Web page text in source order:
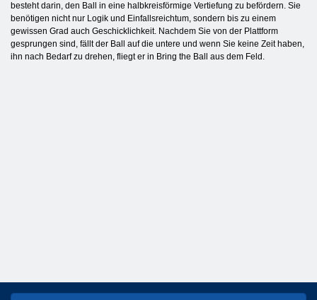
besteht darin, den Ball in eine halbkreisförmige Vertiefung zu befördern. Sie
benötigen nicht nur Logik und Einfallsreichtum, sondern bis zu einem
gewissen Grad auch Geschicklichkeit. Nachdem Sie von der Plattform
gesprungen sind, fällt der Ball auf die untere und wenn Sie keine Zeit haben,
ihn nach Bedarf zu drehen, fliegt er in Bring the Ball aus dem Feld.